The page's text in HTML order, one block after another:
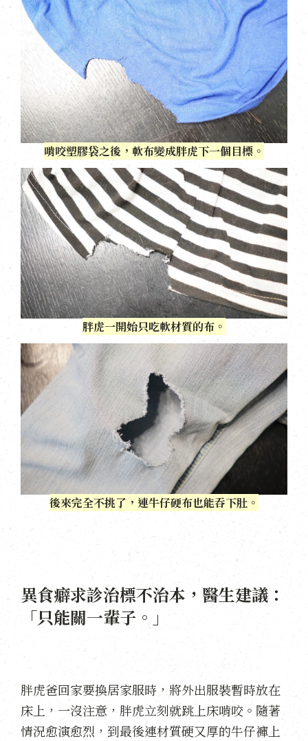
啃咬塑膠袋之後，軟布變成胖虎下一個目標。
胖虎一開始只吃軟材質的布。
後來完全不挑了，連牛仔硬布也能吞下肚。
異食癖求診治標不治本，醫生建議：
「只能關一輩子。」
胖虎爸回家要換居家服時，將外出服裝暫時放在
床上，一沒注意，胖虎立刻就跳上床啃咬。隨著
情況愈演愈烈，到最後連材質硬又厚的牛仔褲上